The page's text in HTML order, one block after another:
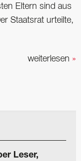
Eltern sind aus
Staatsrat urteilte,
weiterlesen »
Leser,